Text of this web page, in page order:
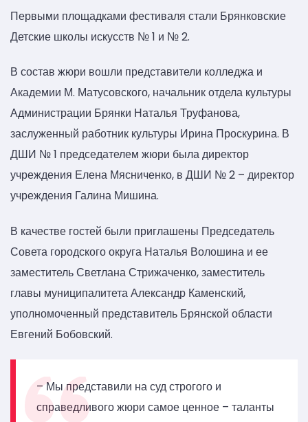
Первыми площадками фестиваля стали Брянковские
Детские школы искусств № 1 и № 2.
В состав жюри вошли представители колледжа и
Академии М. Матусовского, начальник отдела культуры
Администрации Брянки Наталья Труфанова,
заслуженный работник культуры Ирина Проскурина. В
ДШИ № 1 председателем жюри была директор
учреждения Елена Мясниченко, в ДШИ № 2 – директор
учреждения Галина Мишина.
В качестве гостей были приглашены Председатель
Совета городского округа Наталья Волошина и ее
заместитель Светлана Стрижаченко, заместитель
главы муниципалитета Александр Каменский,
уполномоченный представитель Брянской области
Евгений Бобовский.
– Мы представили на суд строгого и
справедливого жюри самое ценное – таланты